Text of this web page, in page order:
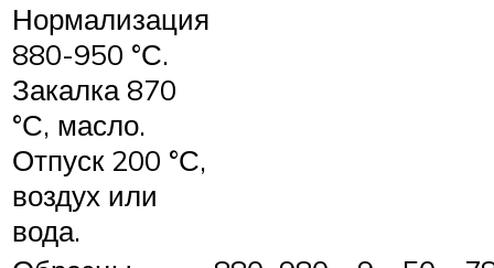
Нормализация
880-950 °С.
Закалка 870
°С, масло.
Отпуск 200 °С,
воздух или
вода.